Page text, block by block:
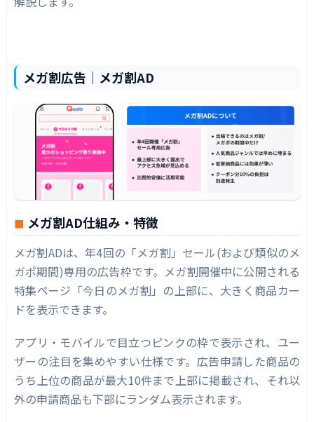
メガ割広告｜メガ割AD
メガ割AD仕組み・特徴
メガ割ADは、年4回の「メガ割」セール(および類似のメ
ガポ期間)専用の広告枠です。メガ割開催中に公開される
特集ページ「今日のメガ割」の上部に、大きく商品カー
ドを表示できます。
アプリ・モバイルで目立つピンクの枠で表示され、ユー
ザーの注目を集めやすい仕様です。広告申請した商品の
うち上位の商品が最大10件まで上部に掲載され、それ以
外の申請商品も下部にランダム表示されます。